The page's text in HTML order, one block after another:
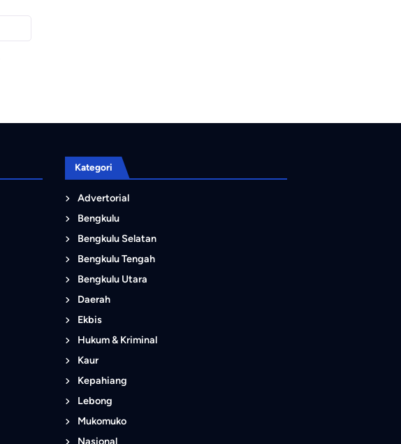
Kategori
Advertorial
Bengkulu
Bengkulu Selatan
Bengkulu Tengah
Bengkulu Utara
Daerah
Ekbis
Hukum & Kriminal
Kaur
Kepahiang
Lebong
Mukomuko
Nasional